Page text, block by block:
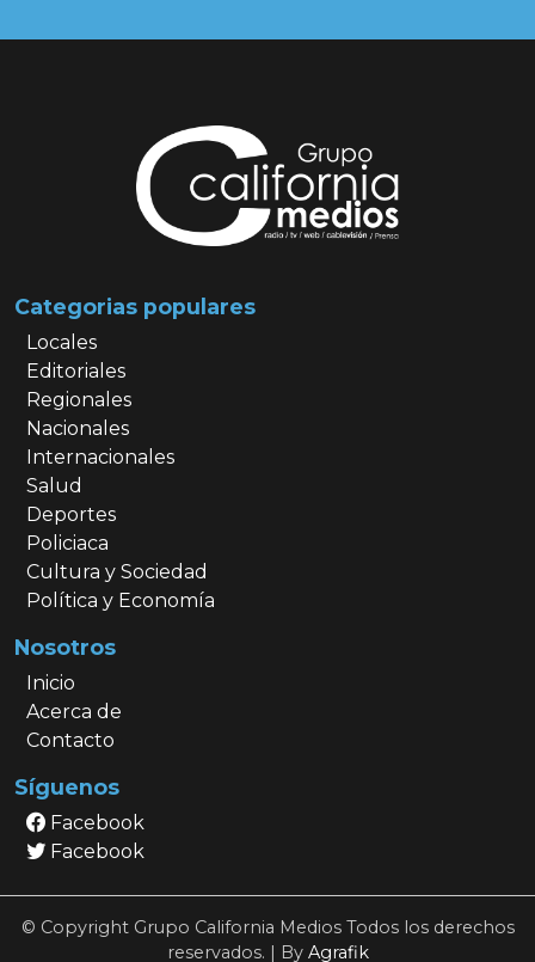
Categorias populares
Locales
Editoriales
Regionales
Nacionales
Internacionales
Salud
Deportes
Policiaca
Cultura y Sociedad
Política y Economía
Nosotros
Inicio
Acerca de
Contacto
Síguenos
Facebook
Facebook
© Copyright Grupo California Medios Todos los derechos
reservados. | By Agrafik